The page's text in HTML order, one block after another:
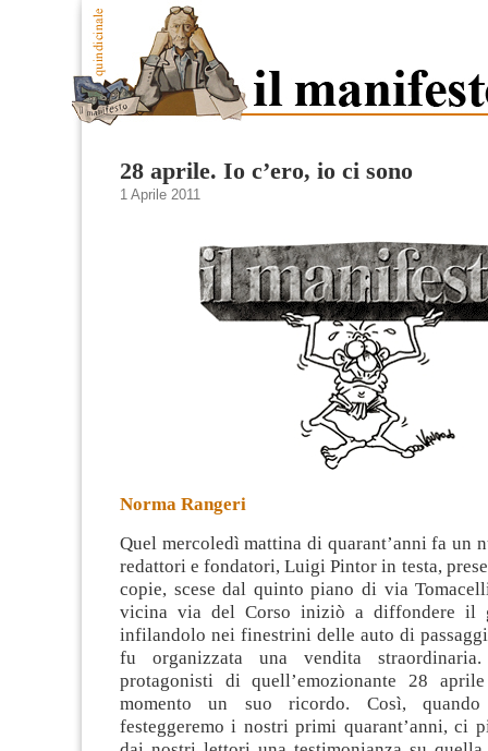
28 aprile. Io c’ero, io ci sono
1 Aprile 2011
Norma Rangeri
Quel mercoledì mattina di quarant’anni fa un
redattori e fondatori, Luigi Pintor in testa,
copie, scese dal quinto piano di via
vicina via del Corso iniziò a diffondere il
infilandolo nei finestrini delle auto di
fu organizzata una vendita
protagonisti di quell’emozionante 28
momento un suo ricordo. Così,
festeggeremo i nostri primi quarant’anni, ci